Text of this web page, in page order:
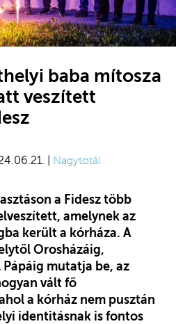
baba mítosza
veszített
| Nagytotál
a Fidesz több
amelynek az
került a kórháza. A
Orosházáig,
mutatja be, az
vált fő
a kórház nem pusztán
identitásnak is fontos